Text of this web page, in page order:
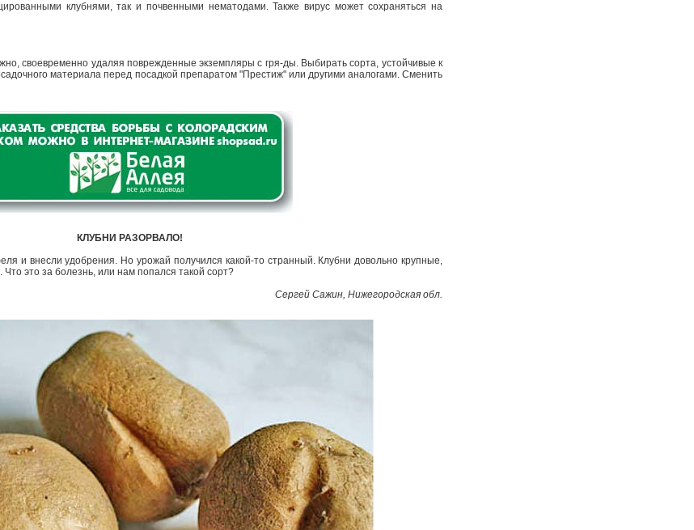
клубнями, так и почвенными нематодами. Также вирус может сохраняться на
своевременно удаляя поврежденные экземпляры с гря-ды. Выбирать сорта, устойчивые к
материала перед посадкой препаратом "Престиж" или другими аналогами. Сменить
КЛУБНИ РАЗОРВАЛО!
и внесли удобрения. Но урожай получился какой-то странный. Клубни довольно крупные,
это за болезнь, или нам попался такой сорт?
Сергей Сажин, Нижегородская обл.